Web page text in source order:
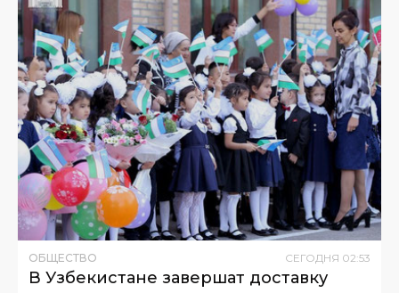
ОБЩЕСТВО СЕГОДНЯ 02:53
В Узбекистане завершат доставку